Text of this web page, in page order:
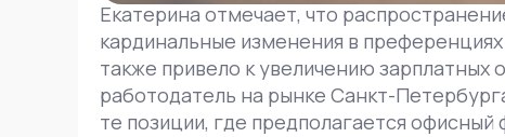
Екатерина отмечает, что
кардинальные изменения в
также привело к увеличению зарплатных
работодатель на рынке Санкт-
те позиции, где предполагается